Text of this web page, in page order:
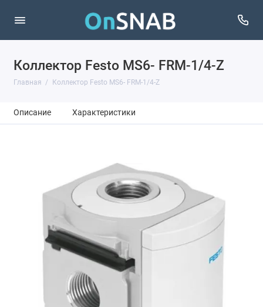
Коллектор Festo MS6- FRM-1/4-Z
Главная Коллектор Festo MS6- FRM-1/4-Z
Описание Характеристики